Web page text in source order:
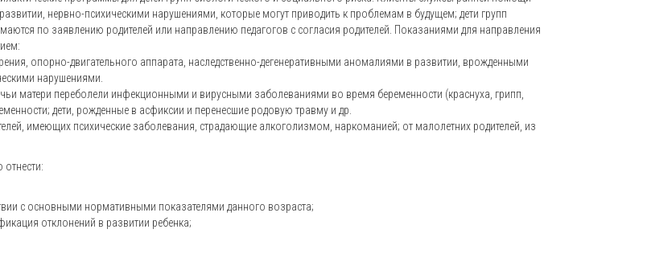
нервно-психическими нарушениями, которые могут приводить к проблемам в будущем; дети групп
по заявлению родителей или направлению педагогов с согласия родителей. Показаниями для направления
опорно-двигательного аппарата, наследственно-дегенеративными аномалиями в развитии, врожденными
нарушениями.
матери переболели инфекционными и вирусными заболеваниями во время беременности (краснуха, грипп,
дети, рожденные в асфиксии и перенесшие родовую травму и др.
имеющих психические заболевания, страдающие алкоголизмом, наркоманией; от малолетних родителей, из
с основными нормативными показателями данного возраста;
отклонений в развитии ребенка;